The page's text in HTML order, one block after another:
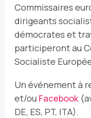
Commissaires
dirigeants
démocrates et
participeront au
Socialiste
Un événement à
et/ou Facebook
DE, ES, PT, ITA).